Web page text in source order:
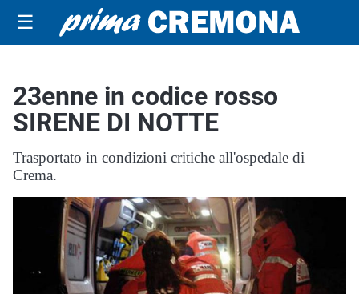
☰
23enne in codice rosso
SIRENE DI NOTTE
Trasportato in condizioni critiche all'ospedale di
Crema.